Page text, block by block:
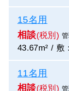
15名用
相談(税別)
43.67m² / 敷
11名用
相談(税別)